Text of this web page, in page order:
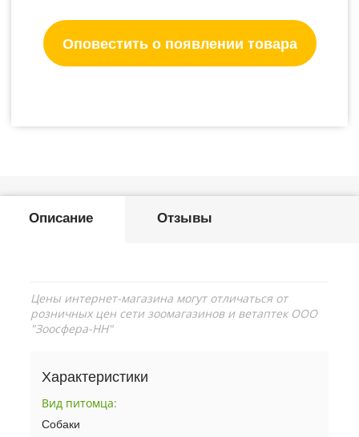
Оповестить о появлении товара
Описание Отзывы
Цены интернет-магазина могут отличаться от
розничных цен сети зоомагазинов и ветаптек ООО
"Зоосфера-НН"
Характеристики
Вид питомца:
Собаки